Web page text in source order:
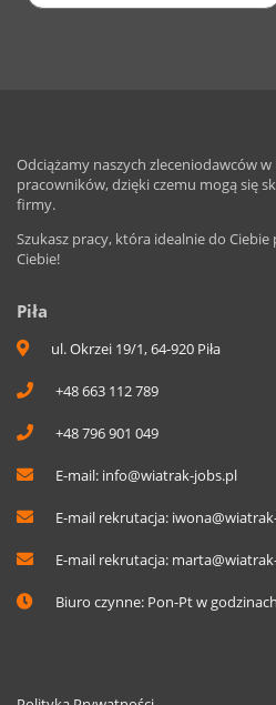
Odciążamy naszych zleceniodawców
pracowników, dzięki czemu mogą się
firmy.
Szukasz pracy, która idealnie do Ciebie
Ciebie!
Piła
ul. Okrzei 19/1, 64-920 Piła
+48 663 112 789
+48 796 901 049
E-mail: info@wiatrak-jobs.pl
E-mail rekrutacja:
E-mail rekrutacja:
Biuro czynne: Pon-Pt w